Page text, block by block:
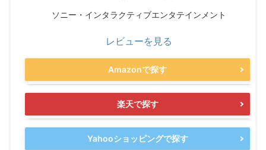
ソニー・インタラクティブエンタテインメント
レビューを見る
Amazonで探す
楽天で探す
Yahooショッピングで探す